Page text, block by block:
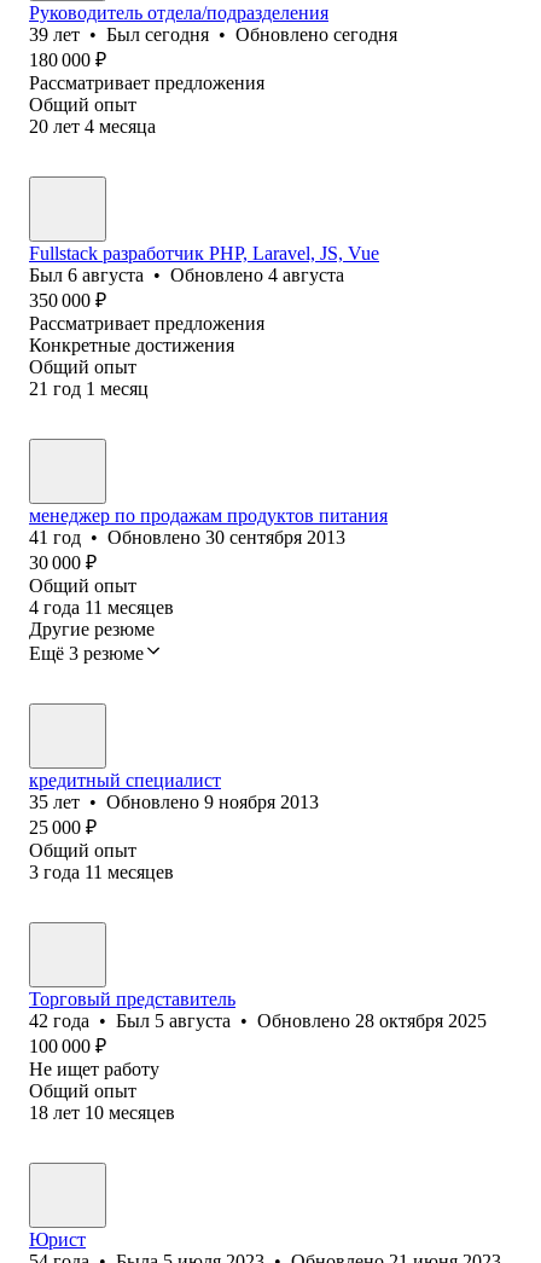
Руководитель отдела/подразделения
39 лет • Был сегодня • Обновлено сегодня
180 000 ₽
Рассматривает предложения
Общий опыт
20 лет 4 месяца
Fullstack разработчик PHP, Laravel, JS, Vue
Был 6 августа • Обновлено 4 августа
350 000 ₽
Рассматривает предложения
Конкретные достижения
Общий опыт
21 год 1 месяц
менеджер по продажам продуктов питания
41 год • Обновлено 30 сентября 2013
30 000 ₽
Общий опыт
4 года 11 месяцев
Другие резюме
Ещё 3 резюме
кредитный специалист
35 лет • Обновлено 9 ноября 2013
25 000 ₽
Общий опыт
3 года 11 месяцев
Торговый представитель
42 года • Был 5 августа • Обновлено 28 октября 2025
100 000 ₽
Не ищет работу
Общий опыт
18 лет 10 месяцев
Юрист